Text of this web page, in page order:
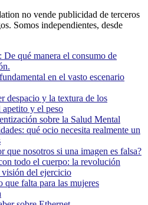
no vende publicidad de terceros
Somos independientes, desde
De qué manera el consumo de
en el vasto escenario
despacio y la textura de los
y el peso
sobre la Salud Mental
qué ocio necesita realmente un
que nosotros si una imagen es falsa?
todo el cuerpo: la revolución
del ejercicio
que falta para las mujeres